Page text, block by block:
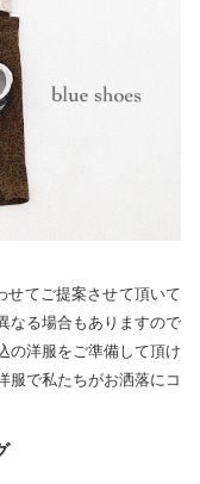
せてご提案させて頂いて
なる場合もありますので
の洋服をご準備して頂け
服で私たちがお洒落にコ